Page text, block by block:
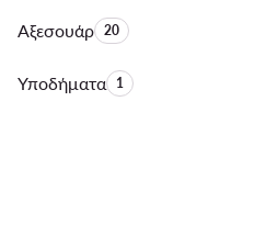
ΑξεσουάρΑριθμός προϊόντων:
20
ΥποδήματαΑριθμός προϊόντων:
1